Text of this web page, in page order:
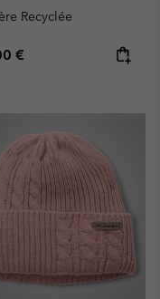
Recyclée
price:
€